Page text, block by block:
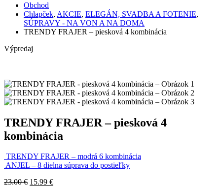
Obchod
Chlapček, AKCIE, ELEGÁN, SVADBA A FOTENIE,
SÚPRAVY - NA VON A NA DOMA
TRENDY FRAJER – piesková 4 kombinácia
Výpredaj
TRENDY FRAJER – piesková 4
kombinácia
TRENDY FRAJER – modrá 6 kombinácia
ANJEL – 8 dielna súprava do postieľky
23.00€ 15.99 €